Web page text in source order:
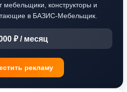
мебельщики, конструкторы и
в БАЗИС-Мебельщик.
₽ / месяц
рекламу